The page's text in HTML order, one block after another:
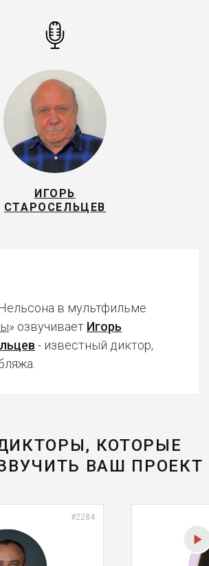
ИГОРЬ
СТАРОСЕЛЬЦЕВ
в мультфильме
» озвучивает Игорь
- известный диктор,
КОТОРЫЕ
ВАШ ПРОЕКТ
#2284